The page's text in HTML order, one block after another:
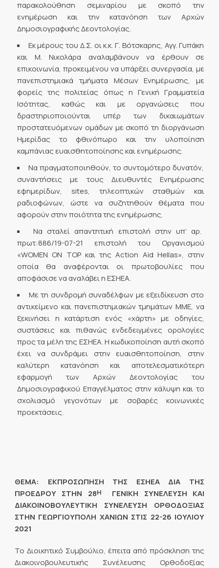
παρακολούθηση σεμιναρίου με σκοπό την
ενημέρωση και την κατανόηση των Αρχών
Δημοσιογραφικής Δεοντολογίας.
Εκ μέρους του Δ.Σ. οι κ.κ. Γ. Βότσκαρης, Αγγ. Γυπάκη
και Μ. Νικολάρα αναλαμβάνουν να έρθουν σε
επικοινωνία, προκειμένου να υπάρξει συνεργασία, με
πανεπιστημιακά τμήματα Μέσων Ενημέρωσης, με
φορείς της πολιτείας όπως η Γενική Γραμματεία
Ισότητας, καθώς και με οργανώσεις που
δραστηριοποιούνται υπέρ των δικαιωμάτων
προστατευόμενων ομάδων με σκοπό τη διοργάνωση
Ημερίδας το φθινόπωρο και την υλοποίηση
καμπάνιας ευαισθητοποίησης και ενημέρωσης.
Να πραγματοποιηθούν, το συντομότερο δυνατόν,
συναντήσεις με τους Διευθυντές Ενημέρωσης
εφημερίδων, sites, τηλεοπτικών σταθμών και
ραδιοφώνων, ώστε να συζητηθούν θέματα που
αφορούν στην ποιότητα της ενημέρωσης.
Να σταλεί απαντητική επιστολή στην υπ’ αρ.
πρωτ:886/19-07-21 επιστολή του Οργανισμού
«WOMEN ON TOP και της Action Aid Hellas», στην
οποία θα αναφέρονται οι πρωτοβουλίες που
αποφάσισε να αναλάβει η ΕΣΗΕΑ.
Με τη συνδρομή συναδέλφων με εξειδίκευση στο
αντικείμενο και πανεπιστημιακών τμημάτων ΜΜΕ, να
ξεκινήσει η κατάρτιση ενός «χάρτη» με οδηγίες,
συστάσεις και πιθανώς ενδεδειγμένες ορολογίες
προς τα μέλη της ΕΣΗΕΑ. Η κωδικοποίηση αυτή σκοπό
έχει να συνδράμει στην ευαισθητοποίηση, στην
καλύτερη κατανόηση και αποτελεσματικότερη
εφαρμογή των Αρχών Δεοντολογίας του
Δημοσιογραφικού Επαγγέλματος στην κάλυψη και το
σχολιασμό γεγονότων με σοβαρές κοινωνικές
προεκτάσεις.
ΘΕΜΑ: ΕΚΠΡΟΣΩΠΗΣΗ ΤΗΣ ΕΣΗΕΑ ΔΙΑ ΤΗΣ
ΠΡΟΕΔΡΟΥ ΣΤΗΝ 28Η
ΓΕΝΙΚΗ ΣΥΝΕΛΕΥΣΗ ΚΑΙ
ΔΙΑΚΟΙΝΟΒΟΥΛΕΥΤΙΚΗ ΣΥΝΕΛΕΥΣΗ ΟΡΘΟΔΟΞΙΑΣ
ΣΤΗΝ ΓΕΩΡΓΙΟΥΠΟΛΗ ΧΑΝΙΩΝ ΣΤΙΣ 22-26 ΙΟΥΛΙΟΥ
2021
Το Διοικητικό Συμβούλιο, έπειτα από πρόσκληση της
Διακοινοβουλευτικής Συνέλευσης Ορθοδοξίας